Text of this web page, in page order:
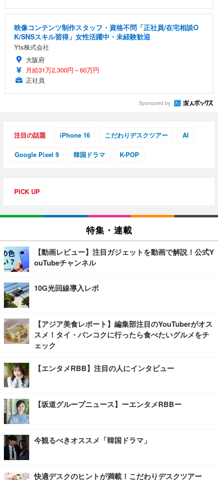
映像コンテンツ制作スタッフ・資格不問「正社員/在宅相談O
K/SNSスキル習得」女性活躍中・未経験歓迎
Yts株式会社
大阪府
月給31万2,300円～60万円
正社員
Sponsored by
注目の話題 iPhone 16 こだわりデスクツアー AI
Google Pixel 9 韓国ドラマ K-POP
PICK UP
特集・連載
【動画レビュー】注目ガジェットを動画で解説！公式Y
ouTubeチャンネル
10G光回線導入レポ
【アジア美食レポート】編集部注目のYouTuberがオス
スメ！タイ・バンコクに行ったら食べたいグルメをチ
ェック
【エンタメRBB】注目の人にインタビュー
【坂道グループニュース】ーエンタメRBBー
今観るべきオススメ「韓国ドラマ」
快適デスクのヒントが満載！こだわりデスクツアー